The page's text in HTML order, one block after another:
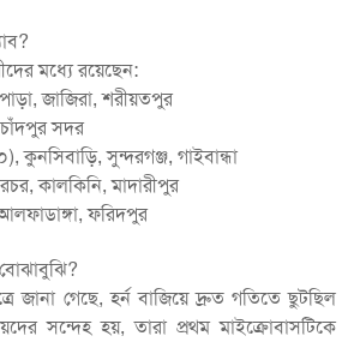
মধ্যে রয়েছেন:
জাজিরা, শরীয়তপুর
সদর
সুন্দরগঞ্জ, গাইবান্ধা
কালকিনি, মাদারীপুর
আলফাডাঙ্গা, ফরিদপুর
জানা গেছে, হর্ন বাজিয়ে দ্রুত গতিতে ছুটছিল
সন্দেহ হয়, তারা প্রথম মাইক্রোবাসটিকে